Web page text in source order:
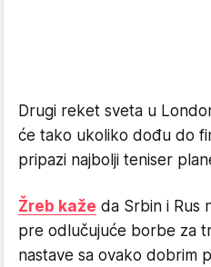
Drugi reket sveta u
će tako ukoliko dođu do
pripazi najbolji teniser
Žreb kaže da Srbin i Rus
pre odlučujuće borbe za
nastave sa ovako dobrim